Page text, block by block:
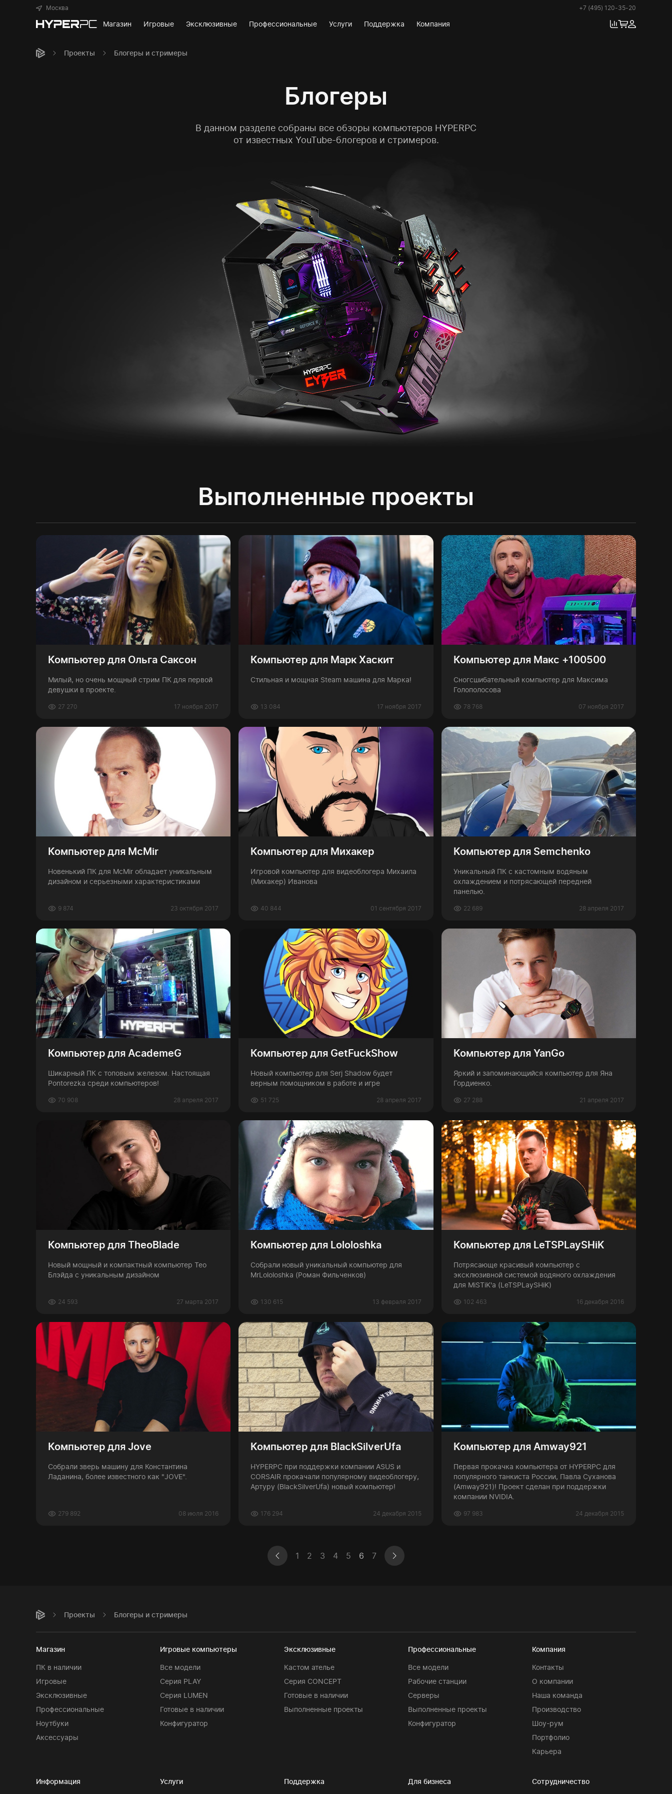
Москва +7 (495) 120-35-20
Магазин Игровые Эксклюзивные Профессиональные Услуги Поддержка Компания
Проекты Блогеры и стримеры
Блогеры
В данном разделе собраны все обзоры компьютеров HYPERPC
от известных YouTube-блогеров и стримеров.
Выполненные проекты
Компьютер для Ольга Саксон
Милый, но очень мощный стрим ПК для первой
девушки в проекте.
17 ноября 2017
27 270
Компьютер для Марк Хаскит
Стильная и мощная Steam машина для Марка!
17 ноября 2017
13 084
Компьютер для Макс +100500
Сногсшибательный компьютер для Максима
Голополосова
07 ноября 2017
78 768
Компьютер для McMir
Новенький ПК для McMir обладает уникальным
дизайном и серьезными характеристиками
23 октября 2017
9 874
Компьютер для Михакер
Игровой компьютер для видеоблогера Михаила
(Михакер) Иванова
01 сентября 2017
40 844
Компьютер для Semchenko
Уникальный ПК с кастомным водяным
охлаждением и потрясающей передней
панелью.
28 апреля 2017
22 689
Компьютер для AcademeG
Шикарный ПК с топовым железом. Настоящая
Pontorezka среди компьютеров!
28 апреля 2017
70 908
Компьютер для GetFuckShow
Новый компьютер для Serj Shadow будет
верным помощником в работе и игре
28 апреля 2017
51 725
Компьютер для YanGo
Яркий и запоминающийся компьютер для Яна
Гордиенко.
21 апреля 2017
27 288
Компьютер для TheoBlade
Новый мощный и компактный компьютер Тео
Блэйда с уникальным дизайном
27 марта 2017
24 593
Компьютер для Lololoshka
Собрали новый уникальный компьютер для
MrLololoshka (Роман Фильченков)
13 февраля 2017
130 615
Компьютер для LeTSPLaySHiK
Потрясающе красивый компьютер с
эксклюзивной системой водяного охлаждения
для MiSTiK'а (LeTSPLaySHiK)
16 декабря 2016
102 463
Компьютер для Jove
Собрали зверь машину для Константина
Ладанина, более известного как "JOVE".
08 июля 2016
279 892
Компьютер для BlackSilverUfa
HYPERPC при поддержки компании ASUS и
CORSAIR прокачали популярному видеоблогеру,
Артуру (BlackSilverUfa) новый компьютер!
24 декабря 2015
176 294
Компьютер для Amway921
Первая прокачка компьютера от HYPERPC для
популярного танкиста России, Павла Суханова
(Amway921)! Проект сделан при поддержки
компании NVIDIA.
24 декабря 2015
97 983
1 2 3 4 5 6 7
Проекты Блогеры и стримеры
Магазин
ПК в наличии
Игровые
Эксклюзивные
Профессиональные
Ноутбуки
Аксессуары
Игровые компьютеры
Все модели
Серия PLAY
Серия LUMEN
Готовые в наличии
Конфигуратор
Эксклюзивные
Кастом ателье
Серия CONCEPT
Готовые в наличии
Выполненные проекты
Профессиональные
Все модели
Рабочие станции
Серверы
Выполненные проекты
Конфигуратор
Компания
Контакты
О компании
Наша команда
Производство
Шоу-рум
Портфолио
Карьера
Информация Услуги Поддержка Для бизнеса Сотрудничество